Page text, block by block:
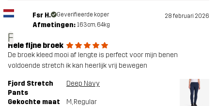
F
Fsr H. Geverifieerde koper 28 februari 2026
Afmetingen: 163cm, 64kg
Hele fijne broek
De broek kleed mooi af lengte is perfect voor mijn benen
voldoende stretch ik kan heerlijk vrij bewegen
Fjord Stretch
Pants
Deep Navy
Gekochte maat M, Regular